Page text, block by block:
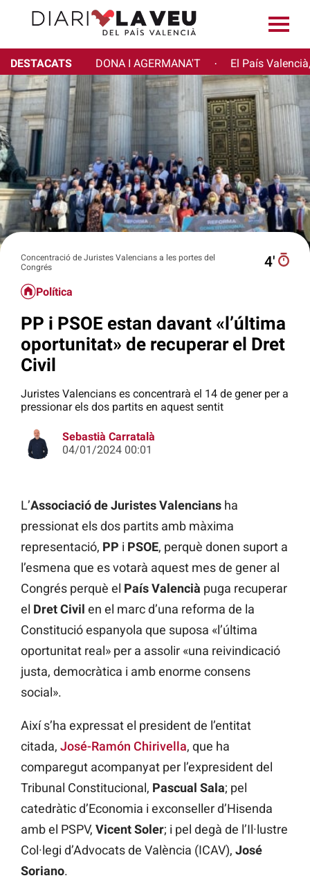
DESTACATS DONA I AGERMANA'T · El País
Concentració de Juristes Valencians a les portes del
Congrés
4′
Política
PP i PSOE estan davant «l’última
oportunitat» de recuperar el Dret
Civil
Juristes Valencians es concentrarà el 14 de gener per a
pressionar els dos partits en aquest sentit
Sebastià Carratalà
04/01/2024 00:01
L’Associació de Juristes Valencians ha
pressionat els dos partits amb màxima
representació, PP i PSOE, perquè donen suport a
l’esmena que es votarà aquest mes de gener al
Congrés perquè el País Valencià puga recuperar
el Dret Civil en el marc d’una reforma de la
Constitució espanyola que suposa «l’última
oportunitat real» per a assolir «una reivindicació
justa, democràtica i amb enorme consens
social».
Així s’ha expressat el president de l’entitat
citada, José-Ramón Chirivella, que ha
comparegut acompanyat per l’expresident del
Tribunal Constitucional, Pascual Sala; pel
catedràtic d’Economia i exconseller d’Hisenda
amb el PSPV, Vicent Soler; i pel degà de l’Il·lustre
Col·legi d’Advocats de València (ICAV), José
Soriano.